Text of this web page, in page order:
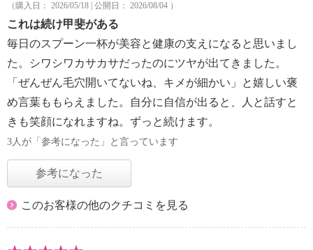
（購入日： 2026/05/18 | 公開日： 2026/08/04 ）
これは続け甲斐がある
毎日のスプーン一杯が美容と健康の支えになると思いまし
た。シワシワカサカサだったのにツヤが出てきました。
「ぜんぜん毛穴開いてないね、キメが細かい」と嬉しい褒
め言葉ももらえました。自分に自信が出ると、人と話すと
きも笑顔になれますね。ずっと続けます。
3人が「参考になった」と言っています
参考になった
このお客様の他のクチコミを見る